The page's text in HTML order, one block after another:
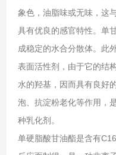
象色，油脂味或无味，这
具有优良的感官特性。单
成稳定的水合分散体。此
表面活性剂，由于它的结
水的羟基，因而具有良好
泡、抗淀粉老化等作用，
种乳化剂。
单硬脂酸甘油酯是含有